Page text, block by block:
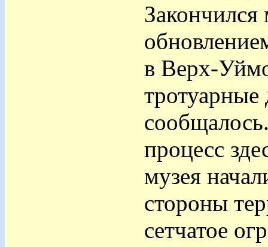
в Верх-
процесс
музея
стороны
сетчатое